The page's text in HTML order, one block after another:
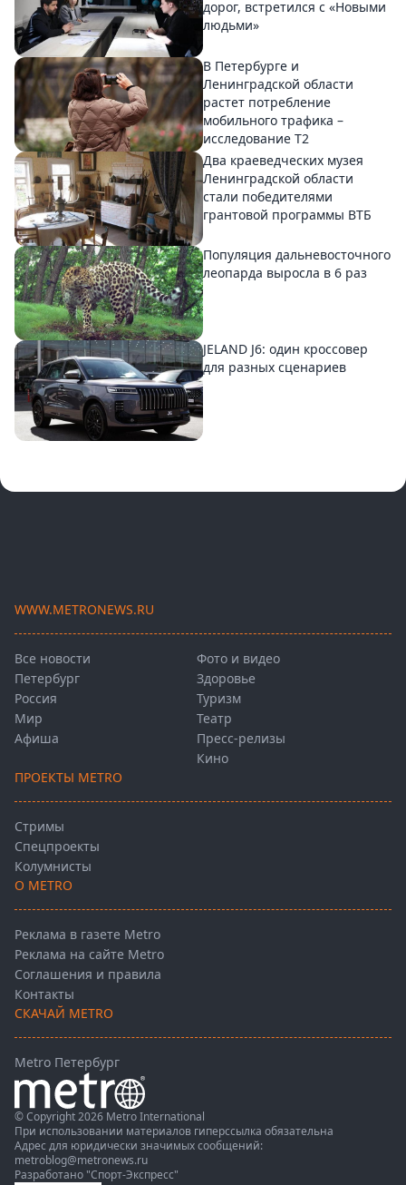
дорог, встретился с «Новыми
людьми»
В Петербурге и
Ленинградской области
растет потребление
мобильного трафика –
исследование T2
Два краеведческих музея
Ленинградской области
стали победителями
грантовой программы ВТБ
Популяция дальневосточного
леопарда выросла в 6 раз
JELAND J6: один кроссовер
для разных сценариев
WWW.METRONEWS.RU
Все новости
Петербург
Россия
Мир
Афиша
Фото и видео
Здоровье
Туризм
Театр
Пресс-релизы
Кино
ПРОЕКТЫ METRO
Стримы
Спецпроекты
Колумнисты
О METRO
Реклама в газете Metro
Реклама на сайте Metro
Соглашения и правила
Контакты
СКАЧАЙ METRO
Metro Петербург
© Copyright 2026 Metro International
При использовании материалов гиперссылка обязательна
Адрес для юридически значимых сообщений:
metroblog@metronews.ru
Разработано "Спорт-Экспресс"